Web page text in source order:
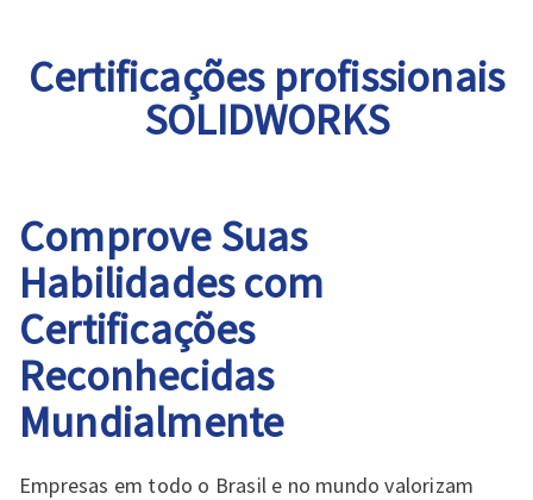
Certificações profissionais
SOLIDWORKS
Comprove Suas
Habilidades com
Certificações
Reconhecidas
Mundialmente
Empresas em todo o Brasil e no mundo valorizam